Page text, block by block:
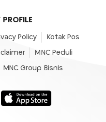
Policy Kotak Pos
MNC Peduli
MNC Group Bisnis